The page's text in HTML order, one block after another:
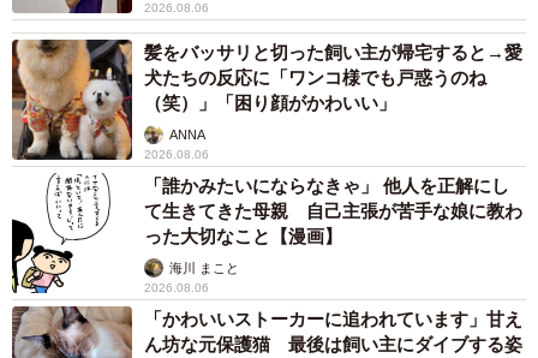
2026.08.06
髪をバッサリと切った飼い主が帰宅すると→愛
犬たちの反応に「ワンコ様でも戸惑うのね
（笑）」「困り顔がかわいい」
ANNA
2026.08.06
「誰かみたいにならなきゃ」 他人を正解にし
て生きてきた母親 自己主張が苦手な娘に教わ
った大切なこと【漫画】
海川 まこと
2026.08.06
「かわいいストーカーに追われています」甘え
ん坊な元保護猫 最後は飼い主にダイブする姿